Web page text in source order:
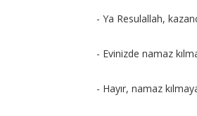
- Ya Resulallah,
- Evinizde namaz
- Hayır, namaz